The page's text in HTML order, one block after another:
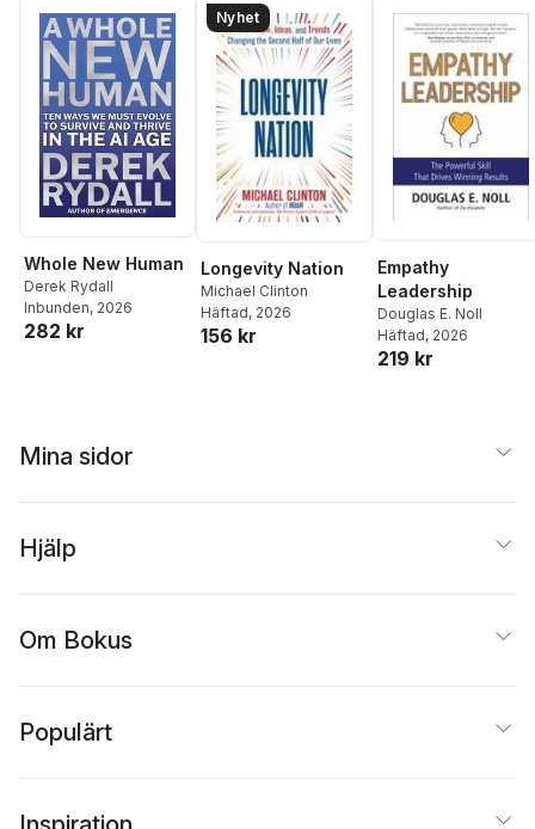
Whole New Human
Derek Rydall
Inbunden, 2026
282 kr
Nyhet
Longevity Nation
Michael Clinton
Häftad, 2026
156 kr
Empathy
Leadership
Douglas E. Noll
Häftad, 2026
219 kr
Mina sidor
Hjälp
Om Bokus
Populärt